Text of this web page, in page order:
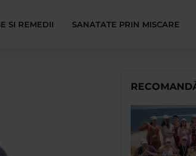
SI REMEDII SANATATE PRIN MISCARE